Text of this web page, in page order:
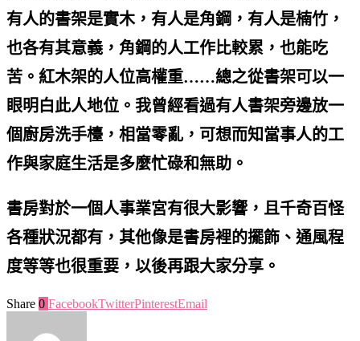
有人的書架是實木，有人是角鋼，有人是楠竹，
也各有其意義，角鋼的人工作比較累，也能吃
苦。紅木架的人位高權重……總之從書架可以一
眼明白此人地位。我曾經看過有人書架旁邊放一
個廚房洗手檯，相當零亂，可想而知當事人的工
作與家庭生活是多麼忙碌和無助。
書房對於一個人事業宮有很大影響，且千奇百怪
各種狀況都有，其他像是書房裡的擺飾、通風程
度等等也很重要，以後再跟大家分享。
Share 0 FacebookTwitterPinterestEmail